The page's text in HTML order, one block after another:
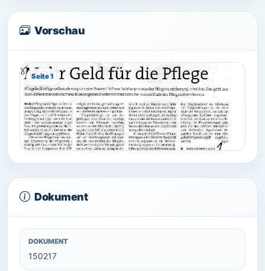
Vorschau
Seite 1
Dokument
DOKUMENT
150217